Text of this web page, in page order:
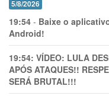
5/8/2026
19:54 - Baixe o
Android!
19:54: VÍDEO: LULA
APÓS ATAQUES!!
SERÁ BRUTAL!!!